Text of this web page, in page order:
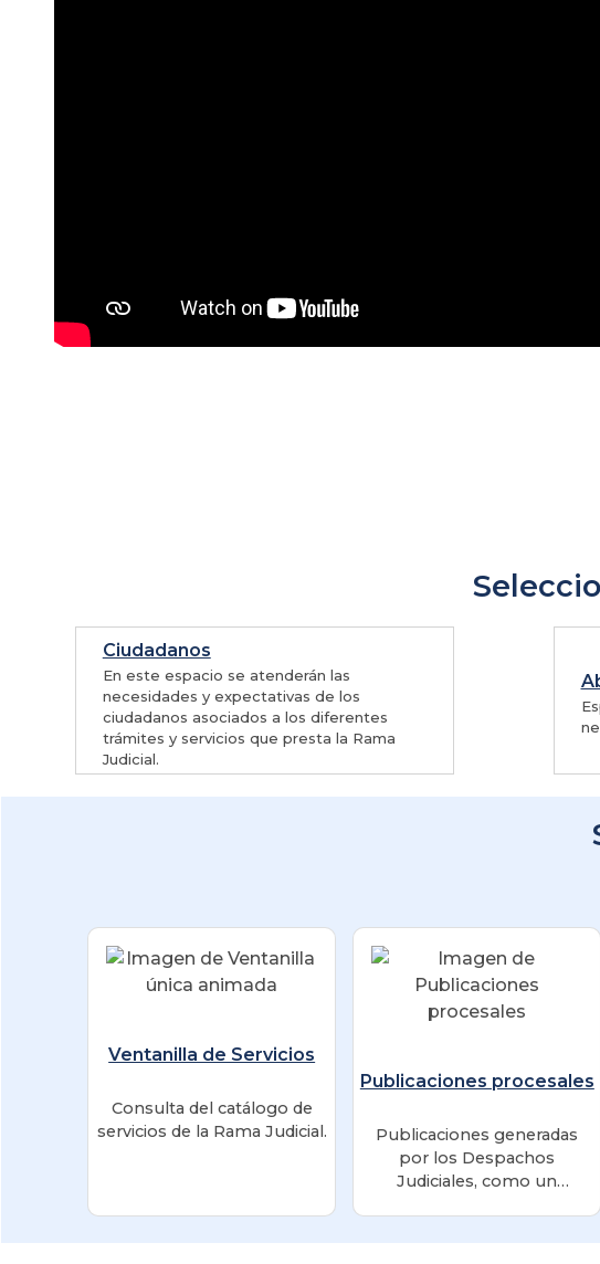
Ciudadanos
En este espacio se atenderán las
necesidades y expectativas de los
ciudadanos asociados a los diferentes
trámites y servicios que presta la Rama
Judicial.
Ventanilla de Servicios
Consulta del catálogo de
servicios de la Rama Judicial.
Publicaciones procesales
Publicaciones generadas
por los Despachos
Judiciales, como un